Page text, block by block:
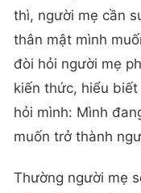
thì, người mẹ cần
thân mật mình
đòi hỏi người mẹ
kiến thức, hiểu
hỏi mình: Mình
muốn trở thành
Thường người mẹ